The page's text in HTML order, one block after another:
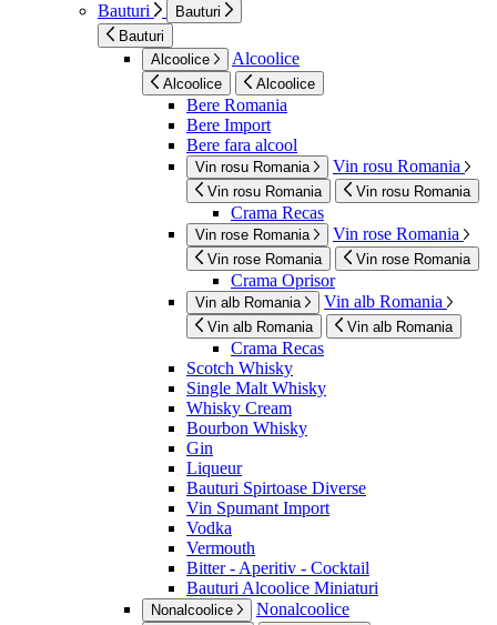
Bauturi
Bauturi
Bauturi
Alcoolice
Alcoolice
Alcoolice Alcoolice
Bere Romania
Bere Import
Bere fara alcool
Vin rosu Romania Vin rosu Romania
Vin rosu Romania Vin rosu Romania
Crama Recas
Vin rose Romania Vin rose Romania
Vin rose Romania Vin rose Romania
Crama Oprisor
Vin alb Romania Vin alb Romania
Vin alb Romania Vin alb Romania
Crama Recas
Scotch Whisky
Single Malt Whisky
Whisky Cream
Bourbon Whisky
Gin
Liqueur
Bauturi Spirtoase Diverse
Vin Spumant Import
Vodka
Vermouth
Bitter - Aperitiv - Cocktail
Bauturi Alcoolice Miniaturi
Nonalcoolice Nonalcoolice